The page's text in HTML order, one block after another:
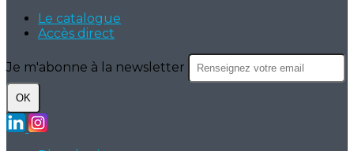
Le catalogue
Accès direct
Je m'abonne à la newsletter
OK